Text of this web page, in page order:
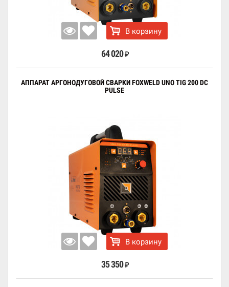
В корзину
64 020 ₽
АППАРАТ АРГОНОДУГОВОЙ СВАРКИ FOXWELD UNO TIG 200 DC
PULSE
В корзину
35 350 ₽